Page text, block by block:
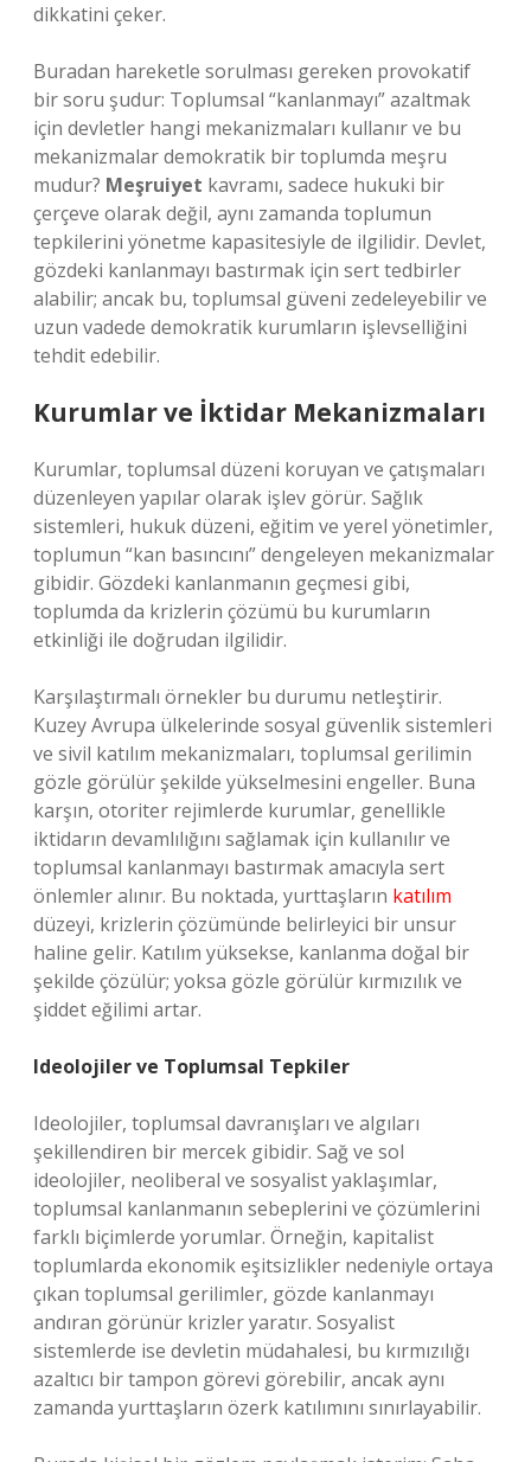
dikkatini çeker.
Buradan hareketle sorulması gereken provokatif
bir soru şudur: Toplumsal “kanlanmayı” azaltmak
için devletler hangi mekanizmaları kullanır ve bu
mekanizmalar demokratik bir toplumda meşru
mudur? Meşruiyet kavramı, sadece hukuki bir
çerçeve olarak değil, aynı zamanda toplumun
tepkilerini yönetme kapasitesiyle de ilgilidir. Devlet,
gözdeki kanlanmayı bastırmak için sert tedbirler
alabilir; ancak bu, toplumsal güveni zedeleyebilir ve
uzun vadede demokratik kurumların işlevselliğini
tehdit edebilir.
Kurumlar ve İktidar Mekanizmaları
Kurumlar, toplumsal düzeni koruyan ve çatışmaları
düzenleyen yapılar olarak işlev görür. Sağlık
sistemleri, hukuk düzeni, eğitim ve yerel yönetimler,
toplumun “kan basıncını” dengeleyen mekanizmalar
gibidir. Gözdeki kanlanmanın geçmesi gibi,
toplumda da krizlerin çözümü bu kurumların
etkinliği ile doğrudan ilgilidir.
Karşılaştırmalı örnekler bu durumu netleştirir.
Kuzey Avrupa ülkelerinde sosyal güvenlik sistemleri
ve sivil katılım mekanizmaları, toplumsal gerilimin
gözle görülür şekilde yükselmesini engeller. Buna
karşın, otoriter rejimlerde kurumlar, genellikle
iktidarın devamlılığını sağlamak için kullanılır ve
toplumsal kanlanmayı bastırmak amacıyla sert
önlemler alınır. Bu noktada, yurttaşların katılım
düzeyi, krizlerin çözümünde belirleyici bir unsur
haline gelir. Katılım yüksekse, kanlanma doğal bir
şekilde çözülür; yoksa gözle görülür kırmızılık ve
şiddet eğilimi artar.
Ideolojiler ve Toplumsal Tepkiler
Ideolojiler, toplumsal davranışları ve algıları
şekillendiren bir mercek gibidir. Sağ ve sol
ideolojiler, neoliberal ve sosyalist yaklaşımlar,
toplumsal kanlanmanın sebeplerini ve çözümlerini
farklı biçimlerde yorumlar. Örneğin, kapitalist
toplumlarda ekonomik eşitsizlikler nedeniyle ortaya
çıkan toplumsal gerilimler, gözde kanlanmayı
andıran görünür krizler yaratır. Sosyalist
sistemlerde ise devletin müdahalesi, bu kırmızılığı
azaltıcı bir tampon görevi görebilir, ancak aynı
zamanda yurttaşların özerk katılımını sınırlayabilir.